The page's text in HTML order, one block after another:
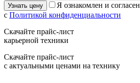
Я ознакомлен и согласен
с Политикой конфиденциальности
Скачайте прайс-лист
карьерной техники
Скачайте прайс-лист
с актуальными ценами на технику